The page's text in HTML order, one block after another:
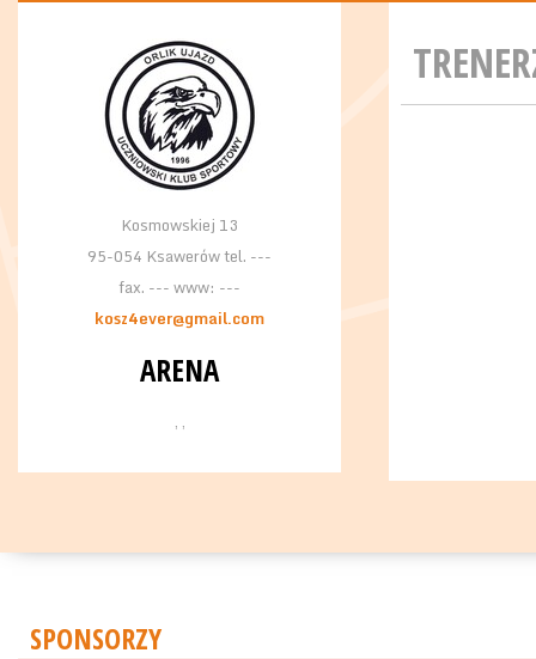
Kosmowskiej 13
95-054 Ksawerów tel. ---
fax. --- www: ---
kosz4ever@gmail.com
ARENA
, ,
SPONSORZY